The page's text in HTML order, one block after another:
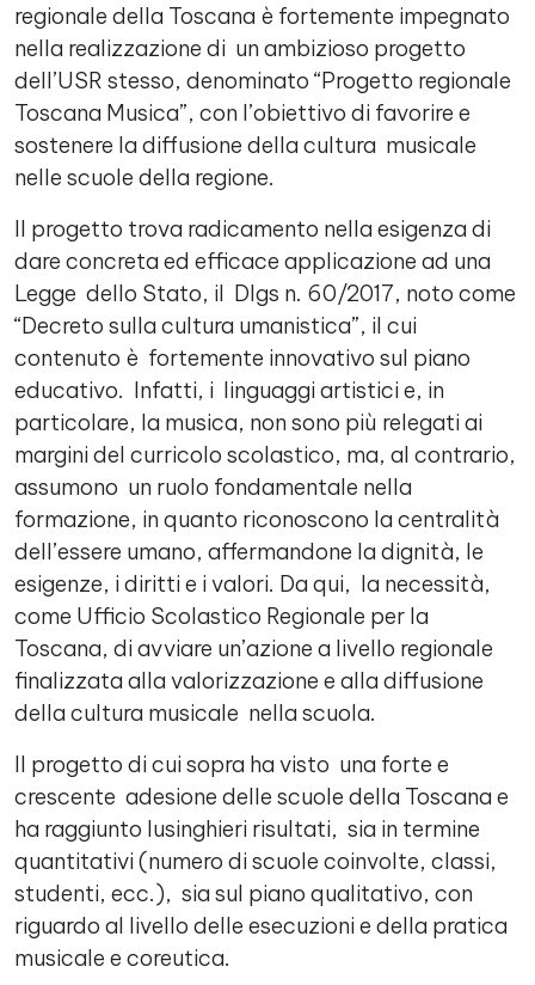
regionale della Toscana è fortemente impegnato
nella realizzazione di un ambizioso progetto
dell’USR stesso, denominato “Progetto regionale
Toscana Musica”, con l’obiettivo di favorire e
sostenere la diffusione della cultura musicale
nelle scuole della regione.
Il progetto trova radicamento nella esigenza di
dare concreta ed efficace applicazione ad una
Legge dello Stato, il Dlgs n. 60/2017, noto come
“Decreto sulla cultura umanistica”, il cui
contenuto è fortemente innovativo sul piano
educativo. Infatti, i linguaggi artistici e, in
particolare, la musica, non sono più relegati ai
margini del curricolo scolastico, ma, al contrario,
assumono un ruolo fondamentale nella
formazione, in quanto riconoscono la centralità
dell’essere umano, affermandone la dignità, le
esigenze, i diritti e i valori. Da qui, la necessità,
come Ufficio Scolastico Regionale per la
Toscana, di avviare un’azione a livello regionale
finalizzata alla valorizzazione e alla diffusione
della cultura musicale nella scuola.
Il progetto di cui sopra ha visto una forte e
crescente adesione delle scuole della Toscana e
ha raggiunto lusinghieri risultati, sia in termine
quantitativi (numero di scuole coinvolte, classi,
studenti, ecc.), sia sul piano qualitativo, con
riguardo al livello delle esecuzioni e della pratica
musicale e coreutica.